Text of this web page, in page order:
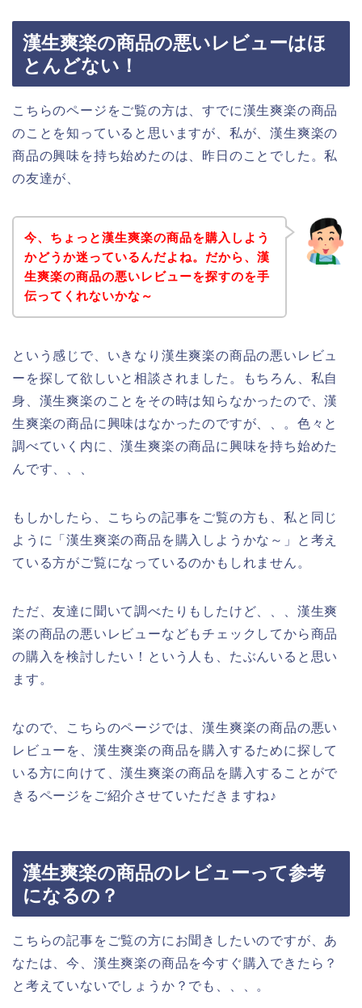
漢生爽楽の商品の悪いレビューはほ
とんどない！
こちらのページをご覧の方は、すでに漢生爽楽の商品
のことを知っていると思いますが、私が、漢生爽楽の
商品の興味を持ち始めたのは、昨日のことでした。私
の友達が、
今、ちょっと漢生爽楽の商品を購入しよう
かどうか迷っているんだよね。だから、漢
生爽楽の商品の悪いレビューを探すのを手
伝ってくれないかな～
という感じで、いきなり漢生爽楽の商品の悪いレビュ
ーを探して欲しいと相談されました。もちろん、私自
身、漢生爽楽のことをその時は知らなかったので、漢
生爽楽の商品に興味はなかったのですが、、。色々と
調べていく内に、漢生爽楽の商品に興味を持ち始めた
んです、、、
もしかしたら、こちらの記事をご覧の方も、私と同じ
ように「漢生爽楽の商品を購入しようかな～」と考え
ている方がご覧になっているのかもしれません。
ただ、友達に聞いて調べたりもしたけど、、、漢生爽
楽の商品の悪いレビューなどもチェックしてから商品
の購入を検討したい！という人も、たぶんいると思い
ます。
なので、こちらのページでは、漢生爽楽の商品の悪い
レビューを、漢生爽楽の商品を購入するために探して
いる方に向けて、漢生爽楽の商品を購入することがで
きるページをご紹介させていただきますね♪
漢生爽楽の商品のレビューって参考
になるの？
こちらの記事をご覧の方にお聞きしたいのですが、あ
なたは、今、漢生爽楽の商品を今すぐ購入できたら？
と考えていないでしょうか？でも、、、。